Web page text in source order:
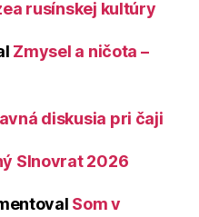
rusínskej kultúry
Zmysel a ničota –
diskusia pri čaji
Slnovrat 2026
Som v